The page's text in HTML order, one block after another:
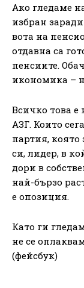
Ако гледаме
избран
вота на
отдавна са
пенсиите.
икономика –
Всичко това е
АЗГ. Които
партия, която
си, лидер, в
дори в
най-бързо
е опозиция.
Като ги
не се
(фейсбук)